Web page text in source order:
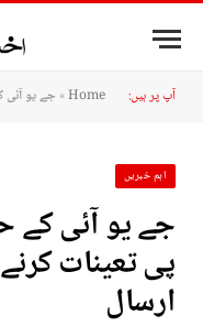
آپ پر ہیں: Home
» جے یو آئی
اہم خبریں
جے یو آئی کے
پی تعینات
ارسال